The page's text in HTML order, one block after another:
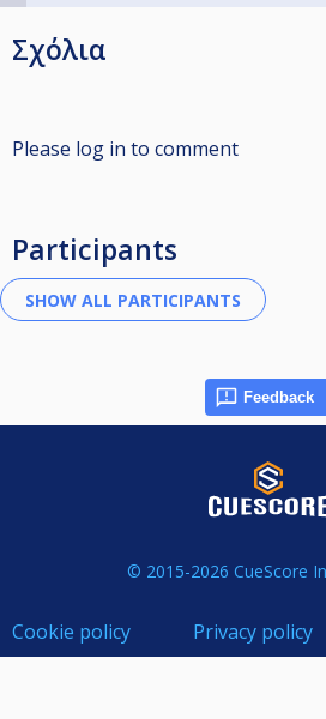
Σχόλια
Please log in to comment
Participants
Feedback
© 2015-2026 CueScore
Cookie policy Privacy policy